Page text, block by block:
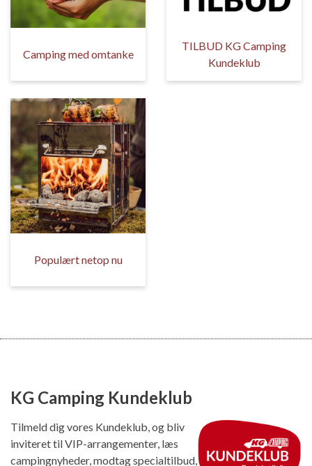
Camping med omtanke
TILBUD KG Camping
Kundeklub
Populært netop nu
KG Camping Kundeklub
Tilmeld dig vores Kundeklub, og bliv
inviteret til VIP-arrangementer, læs
campingnyheder, modtag specialtilbud,